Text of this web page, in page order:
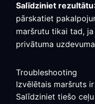
Salīdziniet rezultātu
pārskatiet
maršrutu tikai tad,
privātuma
Troubleshooting
Izvēlētais maršruts
Salīdziniet tiešo